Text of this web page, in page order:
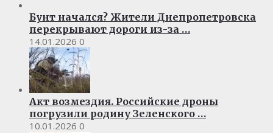
Бунт начался? Жители Днепропетровска
перекрывают дороги из-за …
14.01.2026 0
Акт возмездия. Российские дроны
погрузили родину Зеленского …
10.01.2026 0